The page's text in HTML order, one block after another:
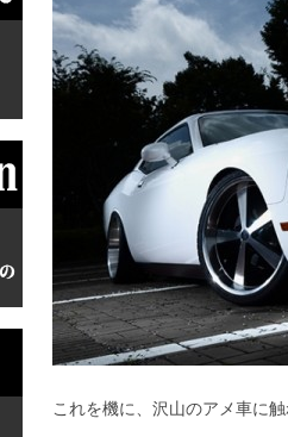
これを機に、沢山のアメ車に